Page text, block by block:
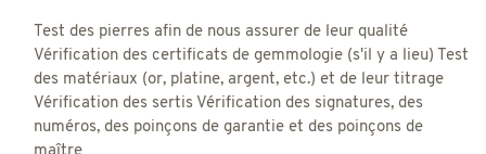
Test des pierres afin de nous assurer de leur qualité
Vérification des certificats de gemmologie (s'il y a lieu) Test
des matériaux (or, platine, argent, etc.) et de leur titrage
Vérification des sertis Vérification des signatures, des
numéros, des poinçons de garantie et des poinçons de